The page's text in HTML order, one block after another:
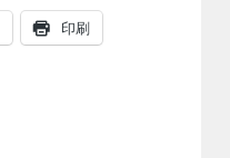
印刷